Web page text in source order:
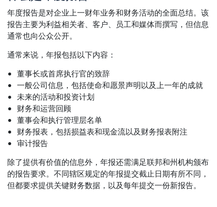
数据服务
以可信数据增强 AI
按行业提供的解决方案
生命科学
制造业
金融
认识 Lia
快速、智能且可扩展的 AI 翻译
掌握面向全球品牌的 AI 驱动翻译
提升效率、规模与质量的秘诀
自由职业合作机会
年度报告是对企业上一财年业务和财务活动的全面总结。该
报告主要为利益相关者、客户、员工和媒体而撰写，但信息
通常也向公众公开。
通常来说，年报包括以下内容：
董事长或首席执行官的致辞
一般公司信息，包括使命和愿景声明以及上一年的成就
未来的活动和投资计划
财务和运营回顾
董事会和执行管理层名单
财务报表，包括损益表和现金流以及财务报表附注
审计报告
除了提供有价值的信息外，年报还需满足联邦和州机构颁布
的报告要求。不同辖区规定的年报提交截止日期有所不同，
但都要求提供关键财务数据，以及每年提交一份新报告。